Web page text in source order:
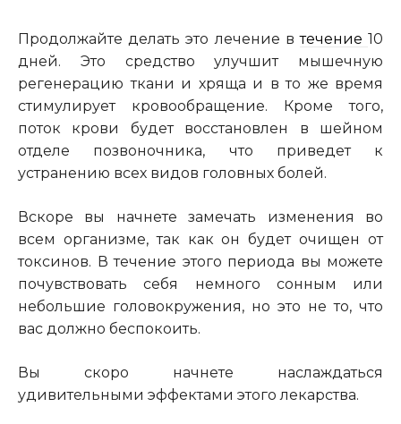
Продолжайте делать это лечение втечение10
дней. Это средство улучшит мышечную
регенерацию ткани и хряща и в то же время
стимулирует кровообращение. Кроме того,
поток крови будет восстановлен в шейном
отделе позвоночника, что приведет к
устранению всех видов головных болей.
Вскоре вы начнете замечать изменения во
всем организме, так как он будет очищен от
токсинов. В течение этого периода вы можете
почувствовать себя немного сонным или
небольшие головокружения, но это не то, что
вас должно беспокоить.
Вы скоро начнете наслаждаться
удивительными эффектами этого лекарства.